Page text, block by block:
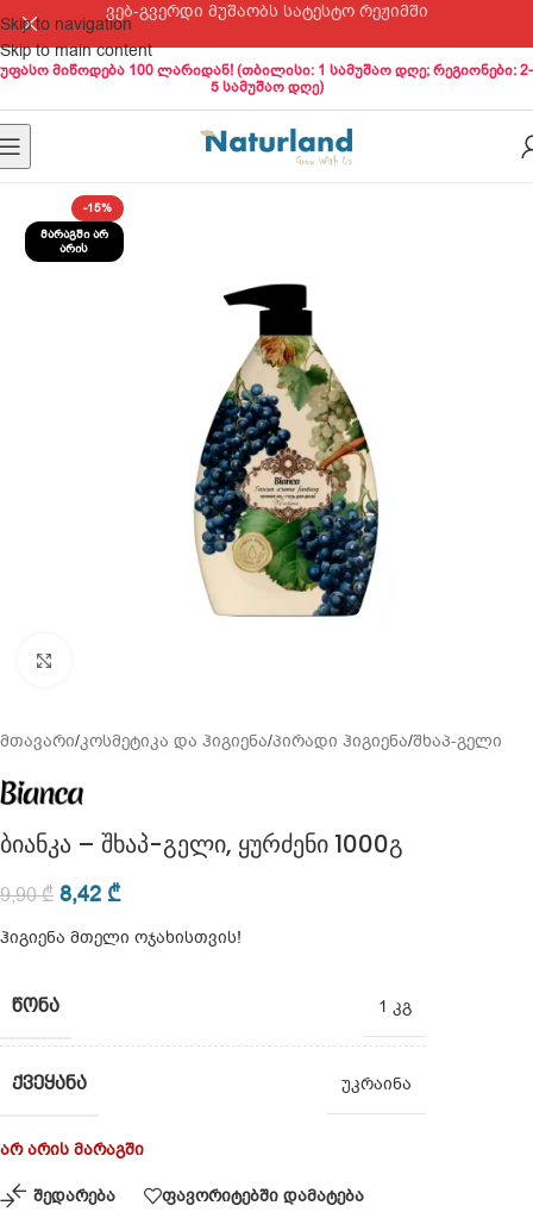
Skip to navigation
Skip to main content
ვებ-გვერდი მუშაობს სატესტო რეჟიმში
უფასო მიწოდება 100 ლარიდან! (თბილისი: 1 სამუშაო დღე; რეგიონები: 2-
5 სამუშაო დღე)
-15%
ᲛᲐᲠᲐᲒᲨᲘ ᲐᲠ
ᲐᲠᲘᲡ
მთავარი/კოსმეტიკა და ჰიგიენა/პირადი ჰიგიენა/შხაპ-გელი
ბიანკა – შხაპ-გელი, ყურძენი 1000გ
9,90₾ 8,42 ₾
ჰიგიენა მთელი ოჯახისთვის!
ᲬᲝᲜᲐ 1 კგ
ᲥᲕᲔᲧᲐᲜᲐ უკრაინა
არ არის მარაგში
შედარება ფავორიტებში დამატება